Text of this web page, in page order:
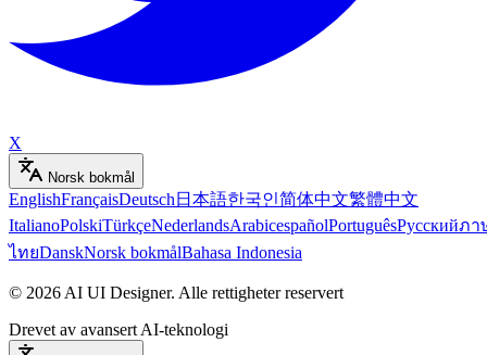
X
Norsk bokmål
EnglishFrançaisDeutsch 日本語한국인简体中文繁體中文
ItalianoPolskiTürkçeNederlandsArabicespañolPortuguêsРусскийภา
ไทยDanskNorsk bokmålBahasa Indonesia
© 2026 AI UI Designer. Alle rettigheter reservert
Drevet av avansert AI-teknologi